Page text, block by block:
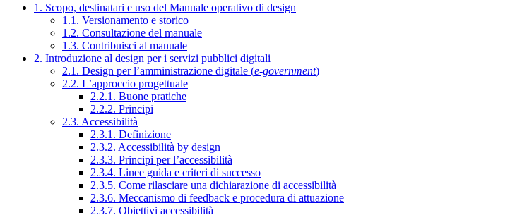
1. Scopo, destinatari e uso del Manuale operativo di design
1.1. Versionamento e storico
1.2. Consultazione del manuale
1.3. Contribuisci al manuale
2. Introduzione al design per i servizi pubblici digitali
2.1. Design per l’amministrazione digitale (e-government)
2.2. L’approccio progettuale
2.2.1. Buone pratiche
2.2.2. Principi
2.3. Accessibilità
2.3.1. Definizione
2.3.2. Accessibilità by design
2.3.3. Principi per l’accessibilità
2.3.4. Linee guida e criteri di successo
2.3.5. Come rilasciare una dichiarazione di accessibilità
2.3.6. Meccanismo di feedback e procedura di attuazione
2.3.7. Obiettivi accessibilità